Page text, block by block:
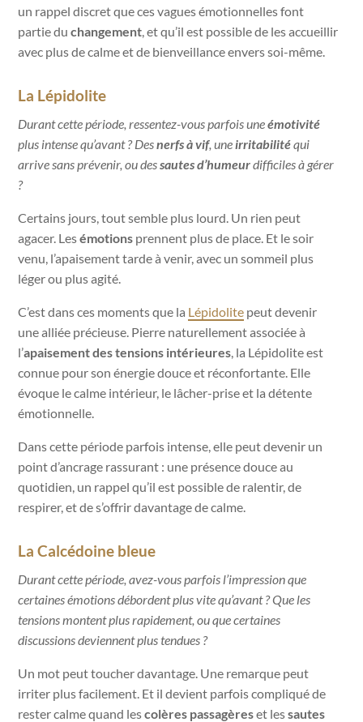
un rappel discret que ces vagues émotionnelles font
partie duchangement, et qu’il est possible de les accueillir
avec plus de calme et de bienveillance envers soi-même.
La Lépidolite
Durant cette période, ressentez-vous parfois uneémotivité
plus intense qu’avant ? Desnerfs à vif, uneirritabilitéqui
arrive sans prévenir, ou dessautes d’humeurdifficiles à gérer
?
Certains jours, tout semble plus lourd. Un rien peut
agacer. Lesémotions prennent plus de place. Et le soir
venu, l’apaisement tarde à venir, avec un sommeil plus
léger ou plus agité.
C’est dans ces moments que la Lépidolite peut devenir
une alliée précieuse. Pierre naturellement associée à
l’apaisement des tensions intérieures, la Lépidolite est
connue pour son énergie douce et réconfortante. Elle
évoque le calme intérieur, le lâcher-prise et la détente
émotionnelle.
Dans cette période parfois intense, elle peut devenir un
point d’ancrage rassurant : une présence douce au
quotidien, un rappel qu’il est possible de ralentir, de
respirer, et de s’offrir davantage de calme.
La Calcédoine bleue
Durant cette période, avez-vous parfois l’impression que
certaines émotions débordent plus vite qu’avant ? Que les
tensions montent plus rapidement, ou que certaines
discussions deviennent plus tendues ?
Un mot peut toucher davantage. Une remarque peut
irriter plus facilement. Et il devient parfois compliqué de
rester calme quand lescolères passagèreset lessautes